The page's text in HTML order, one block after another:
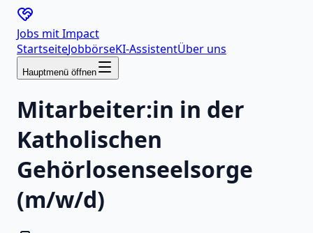
Jobs mitImpact
StartseiteJobbörseKI-AssistentÜber uns
Hauptmenü öffnen
Mitarbeiter:in in der
Katholischen
Gehörlosenseelsorge
(m/w/d)